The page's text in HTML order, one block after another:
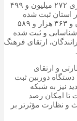
وی با بیان اینکه در سه‌ماهه نخست سال جاری ۲۷۲ میلیون و ۴۹۹
استان ثبت شده
است، افزود: در همین بازه زمانی، یک میلیون و ۳۶۳ هزار و ۵۸۹
و ثبت شده
ارتقای فرهنگ
و ارتقای
هوشمندسازی محورهای مواصلاتی استان، ۴ دستگاه دوربین ثبت
نیز به شبکه
تا امکان رصد
و نظارت مؤثرتر بر